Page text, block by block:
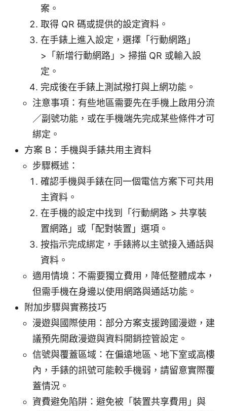
案。
取得 QR 碼或提供的設定資料。
在手錶上進入設定，選擇「行動網路」
>「新增行動網路」> 掃描 QR 或輸入設
定。
完成後在手錶上測試撥打與上網功能。
注意事項：有些地區需要先在手機上啟用分流
／副號功能，或在手機端先完成某些條件才可
綁定。
方案 B：手機與手錶共用主資料
步驟概述：
確認手機與手錶在同一個電信方案下可共用
主資料。
在手機的設定中找到「行動網路 > 共享裝
置網路」或「配對裝置」選項。
按指示完成綁定，手錶將以主號接入通話與
資料。
適用情境：不需要獨立費用，降低整體成本，
但需手機在身邊以使用網路與通話功能。
附加步驟與實務技巧
漫遊與國際使用：部分方案支援跨國漫遊，建
議預先開啟漫遊與資料開銷控管設定。
信號與覆蓋區域：在偏遠地區、地下室或高樓
內，手錶的訊號可能較手機弱，請留意實際覆
蓋情況。
資費避免陷阱：避免被「裝置共享費用」與